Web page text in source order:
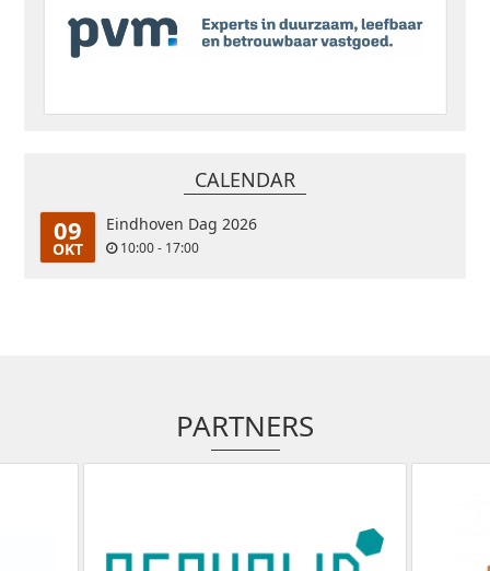
CALENDAR
09
OKT
Eindhoven Dag 2026
10:00 - 17:00
PARTNERS